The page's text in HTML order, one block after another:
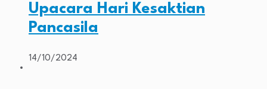
Upacara Hari Kesaktian
Pancasila
14/10/2024